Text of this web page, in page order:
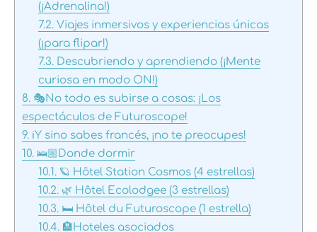
(¡Adrenalina!)
7.2.Viajes inmersivos y experiencias únicas
(¡para flipar!)
7.3.Descubriendo y aprendiendo (¡Mente
curiosa en modo ON!)
8. 🎭No todo es subirse a cosas: ¡Los
espectáculos de Futuroscope!
9. ℹ️Y sino sabes francés, ¡no te preocupes!
10. 🛌🏼Donde dormir
10.1.🪐 Hôtel Station Cosmos (4 estrellas)
10.2.🌿 Hôtel Ecolodgee (3 estrellas)
10.3.🛏️ Hôtel du Futuroscope (1 estrella)
10.4.🏨Hoteles asociados